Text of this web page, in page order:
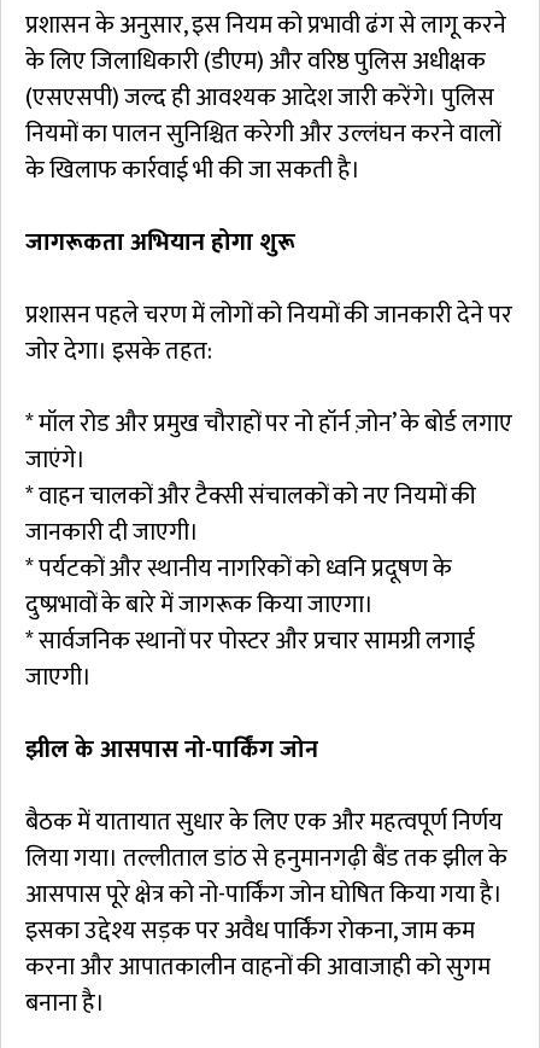
प्रशासन के अनुसार, इस नियम को प्रभावी ढंग से लागू करने
के लिए जिलाधिकारी (डीएम) और वरिष्ठ पुलिस अधीक्षक
(एसएसपी) जल्द ही आवश्यक आदेश जारी करेंगे। पुलिस
नियमों का पालन सुनिश्चित करेगी और उल्लंघन करने वालों
के खिलाफ कार्रवाई भी की जा सकती है।
जागरूकता अभियान होगा शुरू
प्रशासन पहले चरण में लोगों को नियमों की जानकारी देने पर
जोर देगा। इसके तहत:
* मॉल रोड और प्रमुख चौराहों पर नो हॉर्न ज़ोन’ के बोर्ड लगाए
जाएंगे।
* वाहन चालकों और टैक्सी संचालकों को नए नियमों की
जानकारी दी जाएगी।
* पर्यटकों और स्थानीय नागरिकों को ध्वनि प्रदूषण के
दुष्प्रभावों के बारे में जागरूक किया जाएगा।
* सार्वजनिक स्थानों पर पोस्टर और प्रचार सामग्री लगाई
जाएगी।
झील के आसपास नो-पार्किंग जोन
बैठक में यातायात सुधार के लिए एक और महत्वपूर्ण निर्णय
लिया गया। तल्लीताल डांठ से हनुमानगढ़ी बैंड तक झील के
आसपास पूरे क्षेत्र को नो-पार्किंग जोन घोषित किया गया है।
इसका उद्देश्य सड़क पर अवैध पार्किंग रोकना, जाम कम
करना और आपातकालीन वाहनों की आवाजाही को सुगम
बनाना है।